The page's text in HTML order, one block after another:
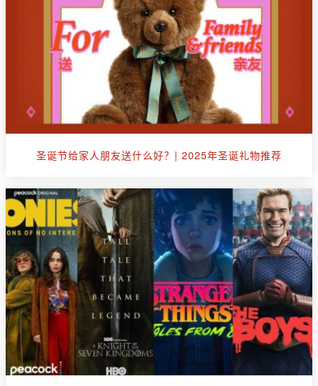
圣诞节给家人朋友送什么好？| 2025年圣诞礼物推荐